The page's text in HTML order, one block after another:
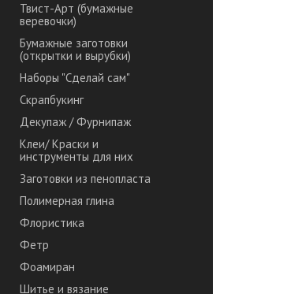
Твист-Арт (бумажные
веревочки)
Бумажные заготовки
(открытки и вырубки)
Наборы "Сделай сам"
Скрапбукинг
Декупаж / Фурнипаж
Клеи/ Краски и
инструменты для них
Заготовки из пенопласта
Полимерная глина
Флористика
Фетр
Фоамиран
Шитье и вязание